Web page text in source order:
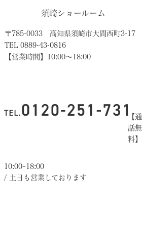
須崎ショールーム
〒785-0033 高知県須崎市大間西町3-17
TEL 0889-43-0816
【営業時間】10:00〜18:00
【通
話無
料】
10:00~18:00
/ 土日も営業しております